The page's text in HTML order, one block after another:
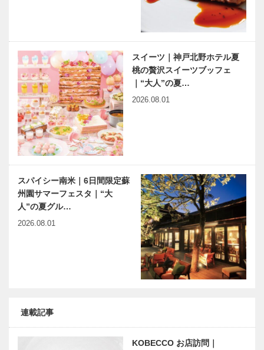
スイーツ｜神戸北野ホテル夏
桃の贅沢スイーツブッフェ
｜“大人”の夏…
2026.08.01
スパイシー南米｜6日間限定蘇
州園サマーフェスタ｜“大
人”の夏グル…
2026.08.01
連載記事
KOBECCO お店訪問｜